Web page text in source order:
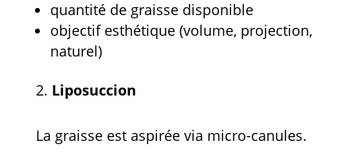
quantité de graisse disponible
objectif esthétique (volume, projection,
naturel)
Liposuccion
La graisse est aspirée via micro-canules.